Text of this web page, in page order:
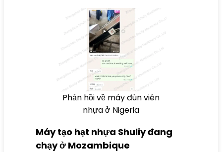
Phản hồi về máy đùn viên
nhựa ở Nigeria
Máy tạo hạt nhựa Shuliy đang
chạy ở Mozambique